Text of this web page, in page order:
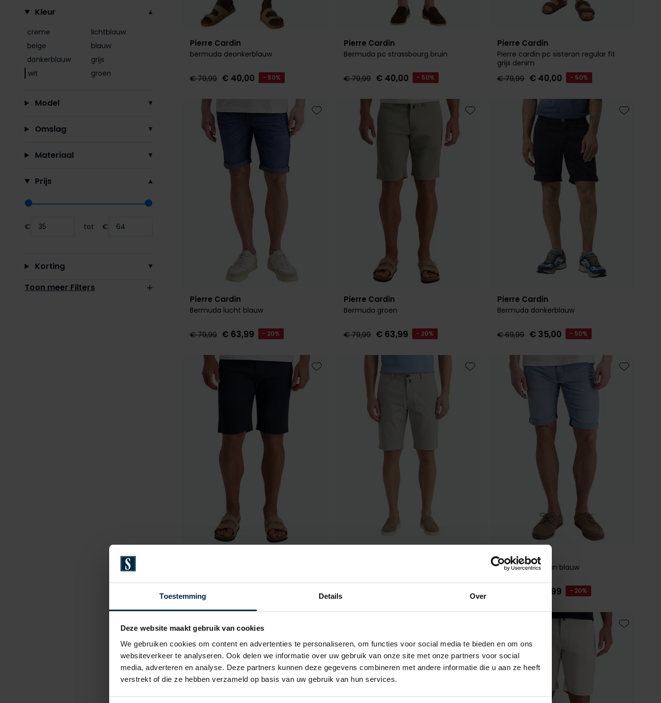
Toestemming Details Over
Deze website maakt gebruik van cookies
We gebruiken cookies om content en advertenties te personaliseren, om functies voor social media te bieden en om ons
websiteverkeer te analyseren. Ook delen we informatie over uw gebruik van onze site met onze partners voor social
media, adverteren en analyse. Deze partners kunnen deze gegevens combineren met andere informatie die u aan ze heeft
verstrekt of die ze hebben verzameld op basis van uw gebruik van hun services.
Kleur
creme
lichtblauw
beige
blauw
donkerblauw
grijs
wit
groen
Model
Omslag
Materiaal
Prijs
Range slider min value
Range slider max value
€ tot €
Korting
Toon meer Filters
Pierre Cardin
bermuda deonkerblauw
€ 79,99 € 40,00 - 50%
Pierre Cardin
Bermuda pc strassbourg bruin
€ 79,99 € 40,00 - 50%
Pierre Cardin
Pierre cardin pc sisteron regular fit
grijs denim
€ 79,99 € 40,00 - 50%
Pierre Cardin
Bermuda lucht blauw
€ 79,99 € 63,99 - 20%
Toevoegen aan favorieten
Pierre Cardin
Bermuda groen
€ 79,99 € 63,99 - 20%
Toevoegen aan favorieten
Pierre Cardin
Bermuda donkerblauw
€ 69,99 € 35,00 - 50%
€ 79,99
Toevoegen aan favorieten Toevoegen aan favorieten
Pierre Cardin
Bermuda oceaan blauw
€ 63,99 - 20%